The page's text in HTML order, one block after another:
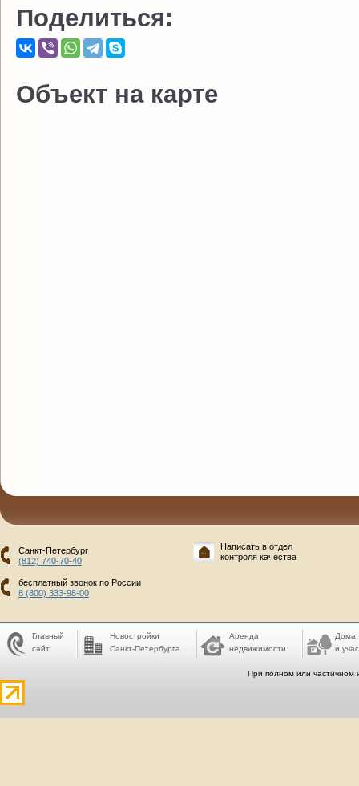
Поделиться:
Объект на карте
Санкт-Петербург
(812) 740-70-40
бесплатный звонок по России
8 (800) 333-98-00
Написать в отдел
контроля качества
Главный
сайт
Новостройки
Санкт-Петербурга
Аренда
недвижимости
Дома,
и
При полном или частичном